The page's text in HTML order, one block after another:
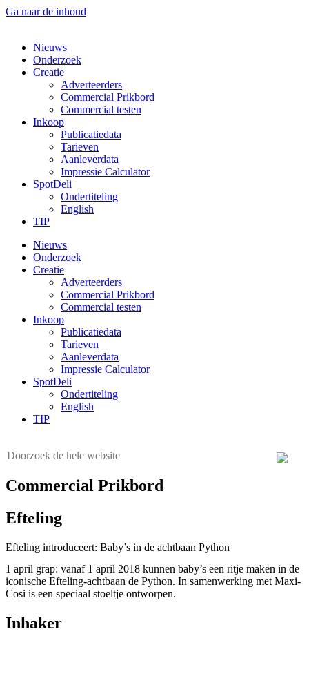
Ga naar de inhoud
Nieuws
Onderzoek
Creatie
Adverteerders
Commercial Prikbord
Commercial testen
Inkoop
Publicatiedata
Tarieven
Aanleverdata
Impressie Calculator
SpotDeli
Ondertiteling
English
TIP
Nieuws
Onderzoek
Creatie
Adverteerders
Commercial Prikbord
Commercial testen
Inkoop
Publicatiedata
Tarieven
Aanleverdata
Impressie Calculator
SpotDeli
Ondertiteling
English
TIP
Commercial Prikbord
Efteling
Efteling introduceert: Baby’s in de achtbaan Python
1 april grap: vanaf 1 april 2018 kunnen baby’s een ritje maken in de
iconische Efteling-achtbaan de Python. In samenwerking met Maxi-
Cosi is een speciaal stoeltje ontworpen.
Inhaker